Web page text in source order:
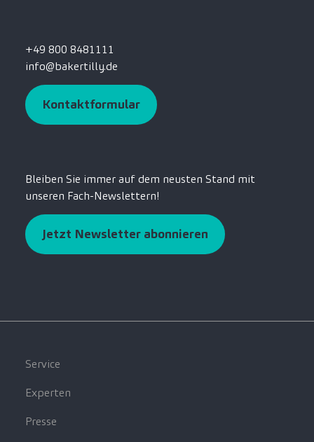
+49 800 8481111
info@bakertilly.de
Kontaktformular
Bleiben Sie immer auf dem neusten Stand mit
unseren Fach-Newslettern!
Jetzt Newsletter abonnieren
Service
Experten
Presse